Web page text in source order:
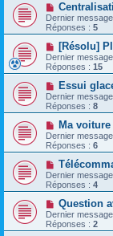
Dernier
Réponses : 5
[Résolu]
Dernier
Réponses : 15
Essui
Dernier
Réponses : 8
Ma
Dernier
Réponses : 6
Dernier
Réponses : 4
Question
Dernier
Réponses : 2